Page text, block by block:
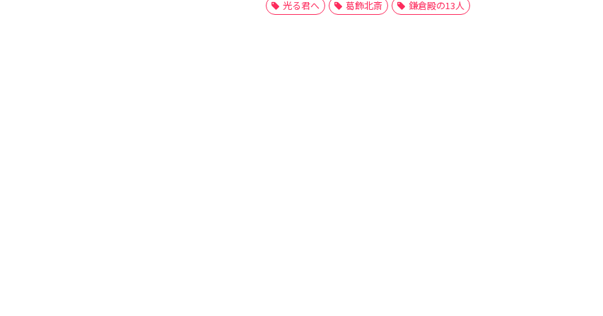
光る君へ 葛飾北斎 鎌倉殿の13人